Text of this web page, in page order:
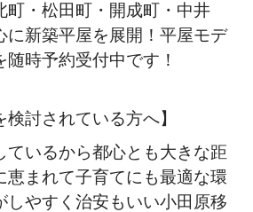
町・松田町・開成町・中井
に新築平屋を展開！平屋モデ
時予約受付中です！
検討されている方へ】
ているから都心とも大きな距
恵まれて子育てにも最適な環
しやすく治安もいい小田原移